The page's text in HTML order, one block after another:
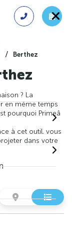
Berthez
? La
en même temps
pourquoi Primeâ
à cet outil, vous
dans votre